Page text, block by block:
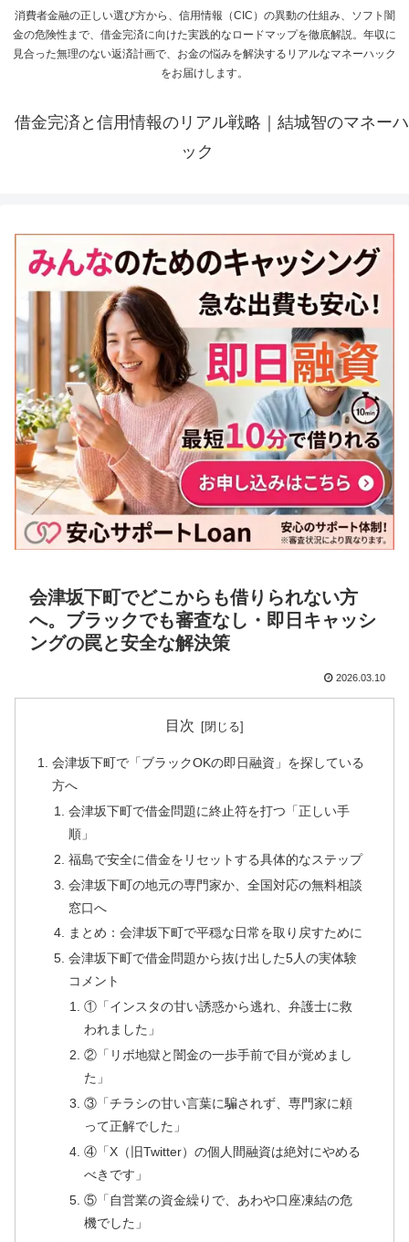
消費者金融の正しい選び方から、信用情報（CIC）の異動の仕組み、ソフト闇
金の危険性まで、借金完済に向けた実践的なロードマップを徹底解説。年収に
見合った無理のない返済計画で、お金の悩みを解決するリアルなマネーハック
をお届けします。
借金完済と信用情報のリアル戦略｜結城智のマネーハ
ック
会津坂下町でどこからも借りられない方
へ。ブラックでも審査なし・即日キャッシ
ングの罠と安全な解決策
2026.03.10
目次
会津坂下町で「ブラックOKの即日融資」を探している
方へ
会津坂下町で借金問題に終止符を打つ「正しい手
順」
福島で安全に借金をリセットする具体的なステップ
会津坂下町の地元の専門家か、全国対応の無料相談
窓口へ
まとめ：会津坂下町で平穏な日常を取り戻すために
会津坂下町で借金問題から抜け出した5人の実体験
コメント
①「インスタの甘い誘惑から逃れ、弁護士に救
われました」
②「リボ地獄と闇金の一歩手前で目が覚めまし
た」
③「チラシの甘い言葉に騙されず、専門家に頼
って正解でした」
④「X（旧Twitter）の個人間融資は絶対にやめる
べきです」
⑤「自営業の資金繰りで、あわや口座凍結の危
機でした」